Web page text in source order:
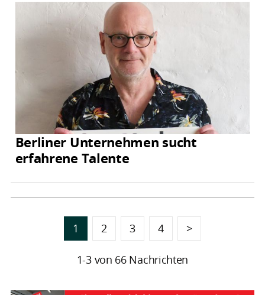
Berliner Unternehmen sucht
erfahrene Talente
1 2 3 4 >
1-3 von 66 Nachrichten